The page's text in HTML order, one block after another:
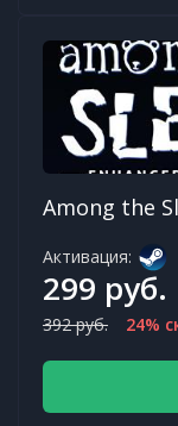
Among the
Активация:
299 руб.
392 руб. 24%